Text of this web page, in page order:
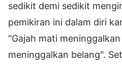
sedikit demi sedikit
pemikiran ini dalam diri
"Gajah mati
meninggalkan belang".